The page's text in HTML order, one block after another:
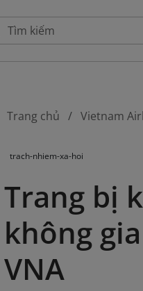
Trang chủ Vietnam
trach-nhiem-xa-hoi
Trang bị
không
VNA